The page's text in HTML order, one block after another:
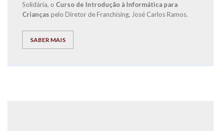
Solidária, o Curso de Introdução à Informática para
Crianças pelo Diretor de Franchising, José Carlos Ramos.
SABER MAIS